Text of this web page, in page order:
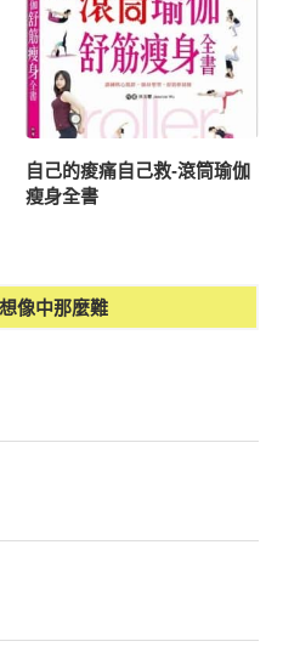
自己的痠痛自己救-滾筒瑜伽
瘦身全書
像中那麼難